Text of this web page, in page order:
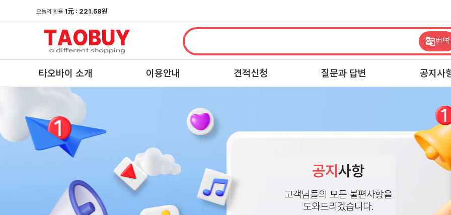
오늘의 환율 1元 : 221.58원
번역
타오바이 소개 이용안내 견적신청 질문과 답변 공지사
공지 사항
고객님들의 모든 불편사항을
도와드리겠습니다.